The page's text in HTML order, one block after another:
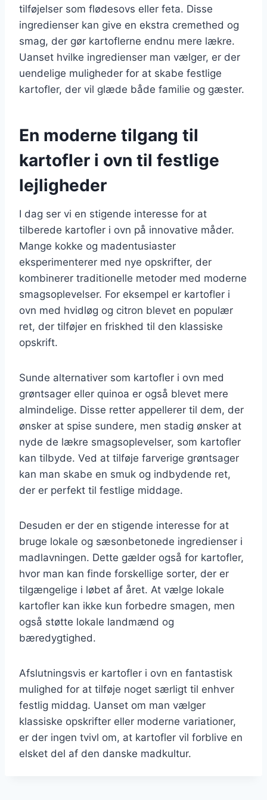
tilføjelser som flødesovs eller feta. Disse
ingredienser kan give en ekstra cremethed og
smag, der gør kartoflerne endnu mere lækre.
Uanset hvilke ingredienser man vælger, er der
uendelige muligheder for at skabe festlige
kartofler, der vil glæde både familie og gæster.
En moderne tilgang til
kartofler i ovn til festlige
lejligheder
I dag ser vi en stigende interesse for at
tilberede kartofler i ovn på innovative måder.
Mange kokke og madentusiaster
eksperimenterer med nye opskrifter, der
kombinerer traditionelle metoder med moderne
smagsoplevelser. For eksempel er kartofler i
ovn med hvidløg og citron blevet en populær
ret, der tilføjer en friskhed til den klassiske
opskrift.
Sunde alternativer som kartofler i ovn med
grøntsager eller quinoa er også blevet mere
almindelige. Disse retter appellerer til dem, der
ønsker at spise sundere, men stadig ønsker at
nyde de lækre smagsoplevelser, som kartofler
kan tilbyde. Ved at tilføje farverige grøntsager
kan man skabe en smuk og indbydende ret,
der er perfekt til festlige middage.
Desuden er der en stigende interesse for at
bruge lokale og sæsonbetonede ingredienser i
madlavningen. Dette gælder også for kartofler,
hvor man kan finde forskellige sorter, der er
tilgængelige i løbet af året. At vælge lokale
kartofler kan ikke kun forbedre smagen, men
også støtte lokale landmænd og
bæredygtighed.
Afslutningsvis er kartofler i ovn en fantastisk
mulighed for at tilføje noget særligt til enhver
festlig middag. Uanset om man vælger
klassiske opskrifter eller moderne variationer,
er der ingen tvivl om, at kartofler vil forblive en
elsket del af den danske madkultur.